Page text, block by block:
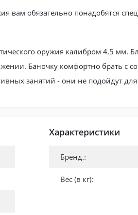
вам обязательно понадобятся
оружия калибром 4,5 мм.
Баночку комфортно брать с
занятий - они не подойдут
Характеристики
Бренд.:
Вес (в кг):